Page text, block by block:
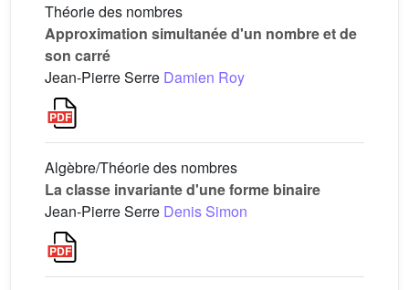
Théorie des nombres
Approximation simultanée d'un nombre et de
son carré
Jean-Pierre Serre Damien Roy
Algèbre/Théorie des nombres
La classe invariante d'une forme binaire
Jean-Pierre Serre Denis Simon